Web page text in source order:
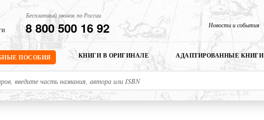
Бесплатный звонок по России
8 800 500 16 92 Новости и события
ПОСОБИЯ КНИГИ В ОРИГИНАЛЕ АДАПТИРОВАННЫЕ КНИГИ